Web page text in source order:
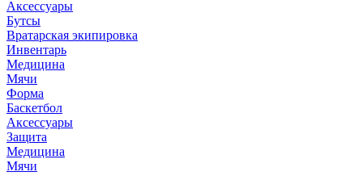
Аксессуары
Бутсы
Вратарская экипировка
Инвентарь
Медицина
Мячи
Форма
Баскетбол
Аксессуары
Защита
Медицина
Мячи